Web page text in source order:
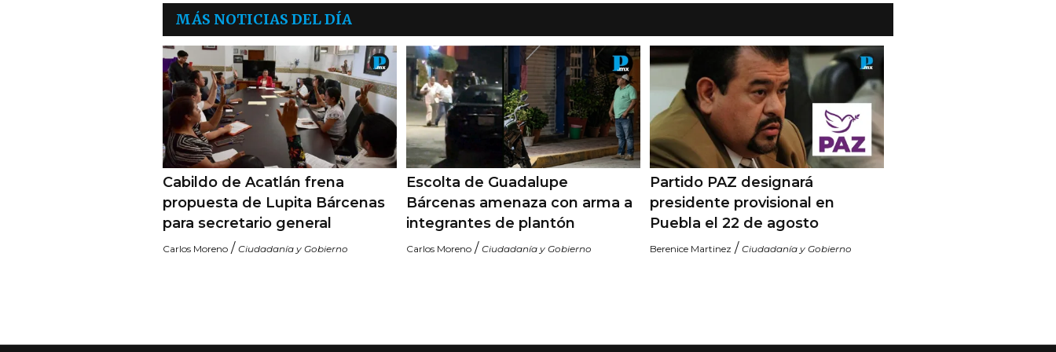
MÁS NOTICIAS DEL DÍA
Cabildo de Acatlán frena
propuesta de Lupita Bárcenas
para secretario general
Carlos Moreno / Ciudadanía y Gobierno
Escolta de Guadalupe
Bárcenas amenaza con arma a
integrantes de plantón
Carlos Moreno/ Ciudadanía y Gobierno
Partido PAZ designará
presidente provisional en
Puebla el 22 de agosto
Berenice Martinez / Ciudadanía y Gobierno